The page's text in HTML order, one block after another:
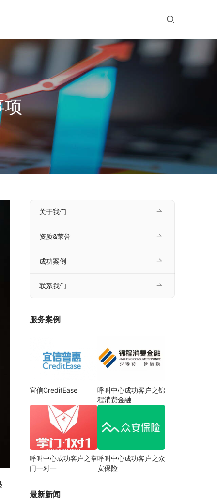
项
关于我们
资质&荣誉
成功案例
联系我们
服务案例
宜信CreditEase
呼叫中心成功客户之锦
程消费金融
呼叫中心成功客户之掌
门一对一
呼叫中心成功客户之众
安保险
最新新闻